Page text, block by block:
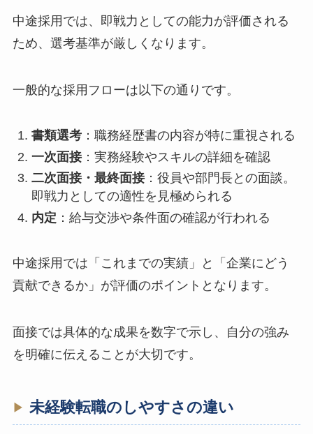
中途採用では、即戦力としての能力が評価される
ため、選考基準が厳しくなります。
一般的な採用フローは以下の通りです。
書類選考：職務経歴書の内容が特に重視される
一次面接：実務経験やスキルの詳細を確認
二次面接・最終面接：役員や部門長との面談。
即戦力としての適性を見極められる
内定 ：給与交渉や条件面の確認が行われる
中途採用では「これまでの実績」と「企業にどう
貢献できるか」が評価のポイントとなります。
面接では具体的な成果を数字で示し、自分の強み
を明確に伝えることが大切です。
未経験転職のしやすさの違い